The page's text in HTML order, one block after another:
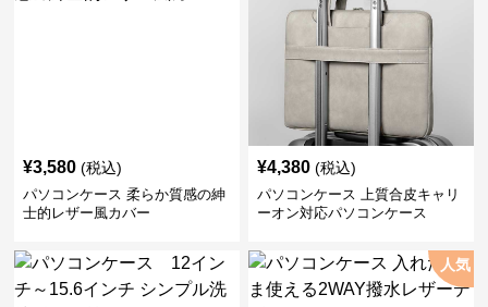
¥3,580 (税込)
パソコンケース 柔らか質感の紳
士的レザー風カバー
¥4,380 (税込)
パソコンケース 上質合皮キャリ
ーオン対応パソコンケース
人気